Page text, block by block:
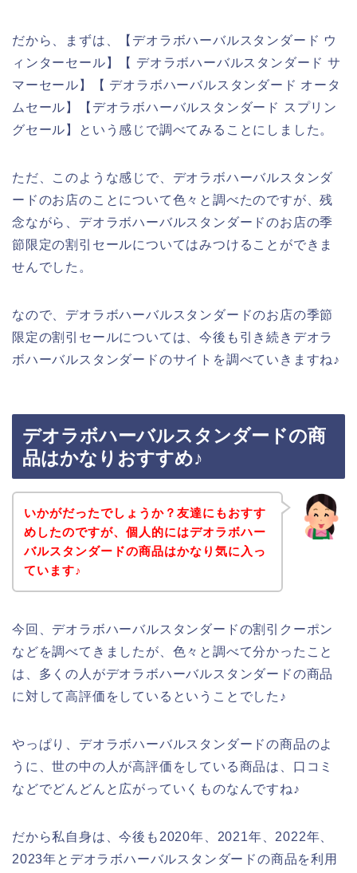
だから、まずは、【デオラボハーバルスタンダード ウ
ィンターセール】【 デオラボハーバルスタンダード サ
マーセール】【 デオラボハーバルスタンダード オータ
ムセール】【デオラボハーバルスタンダード スプリン
グセール】という感じで調べてみることにしました。
ただ、このような感じで、デオラボハーバルスタンダ
ードのお店のことについて色々と調べたのですが、残
念ながら、デオラボハーバルスタンダードのお店の季
節限定の割引セールについてはみつけることができま
せんでした。
なので、デオラボハーバルスタンダードのお店の季節
限定の割引セールについては、今後も引き続きデオラ
ボハーバルスタンダードのサイトを調べていきますね♪
デオラボハーバルスタンダードの商
品はかなりおすすめ♪
いかがだったでしょうか？友達にもおすす
めしたのですが、個人的にはデオラボハー
バルスタンダードの商品はかなり気に入っ
ています♪
今回、デオラボハーバルスタンダードの割引クーポン
などを調べてきましたが、色々と調べて分かったこと
は、多くの人がデオラボハーバルスタンダードの商品
に対して高評価をしているということでした♪
やっぱり、デオラボハーバルスタンダードの商品のよ
うに、世の中の人が高評価をしている商品は、口コミ
などでどんどんと広がっていくものなんですね♪
だから私自身は、今後も2020年、2021年、2022年、
2023年とデオラボハーバルスタンダードの商品を利用